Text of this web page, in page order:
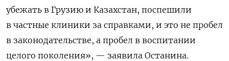
убежать в Грузию и Казахстан, поспешили
в частные клиники за справками, и это не пробел
в законодательстве, а пробел в воспитании
целого поколения», — заявила Останина.